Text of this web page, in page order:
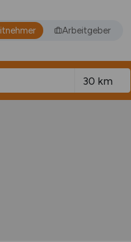
Arbeitgeber